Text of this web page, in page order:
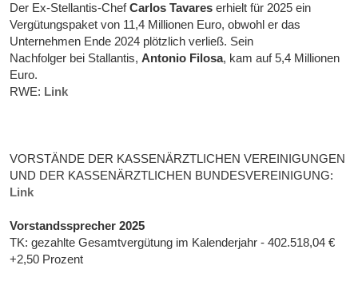
Der Ex-Stellantis-ChefCarlos Tavares erhielt für 2025 ein
Vergütungspaket von 11,4 Millionen Euro, obwohl er das
Unternehmen Ende 2024 plötzlich verließ. Sein
Nachfolger bei Stallantis,Antonio Filosa, kam auf 5,4 Millionen
Euro.
RWE: Link
VORSTÄNDE DER KASSENÄRZTLICHEN VEREINIGUNGEN
UND DER KASSENÄRZTLICHEN BUNDESVEREINIGUNG:
Link
Vorstandssprecher 2025
TK: gezahlte Gesamtvergütung im Kalenderjahr - 402.518,04 €
+2,50 Prozent